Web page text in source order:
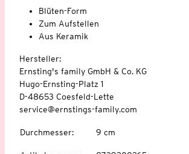
Blüten-Form
Zum Aufstellen
Aus Keramik
Hersteller:
Ernsting's family GmbH & Co. KG
Hugo-Ernsting-Platz 1
D-48653 Coesfeld-Lette
service@ernstings-family.com
Durchmesser: 9 cm